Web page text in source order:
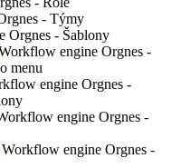
- Týmy
Orgnes - Šablony
engine Orgnes -
menu
engine Orgnes -
engine Orgnes -
Workflow engine Orgnes -